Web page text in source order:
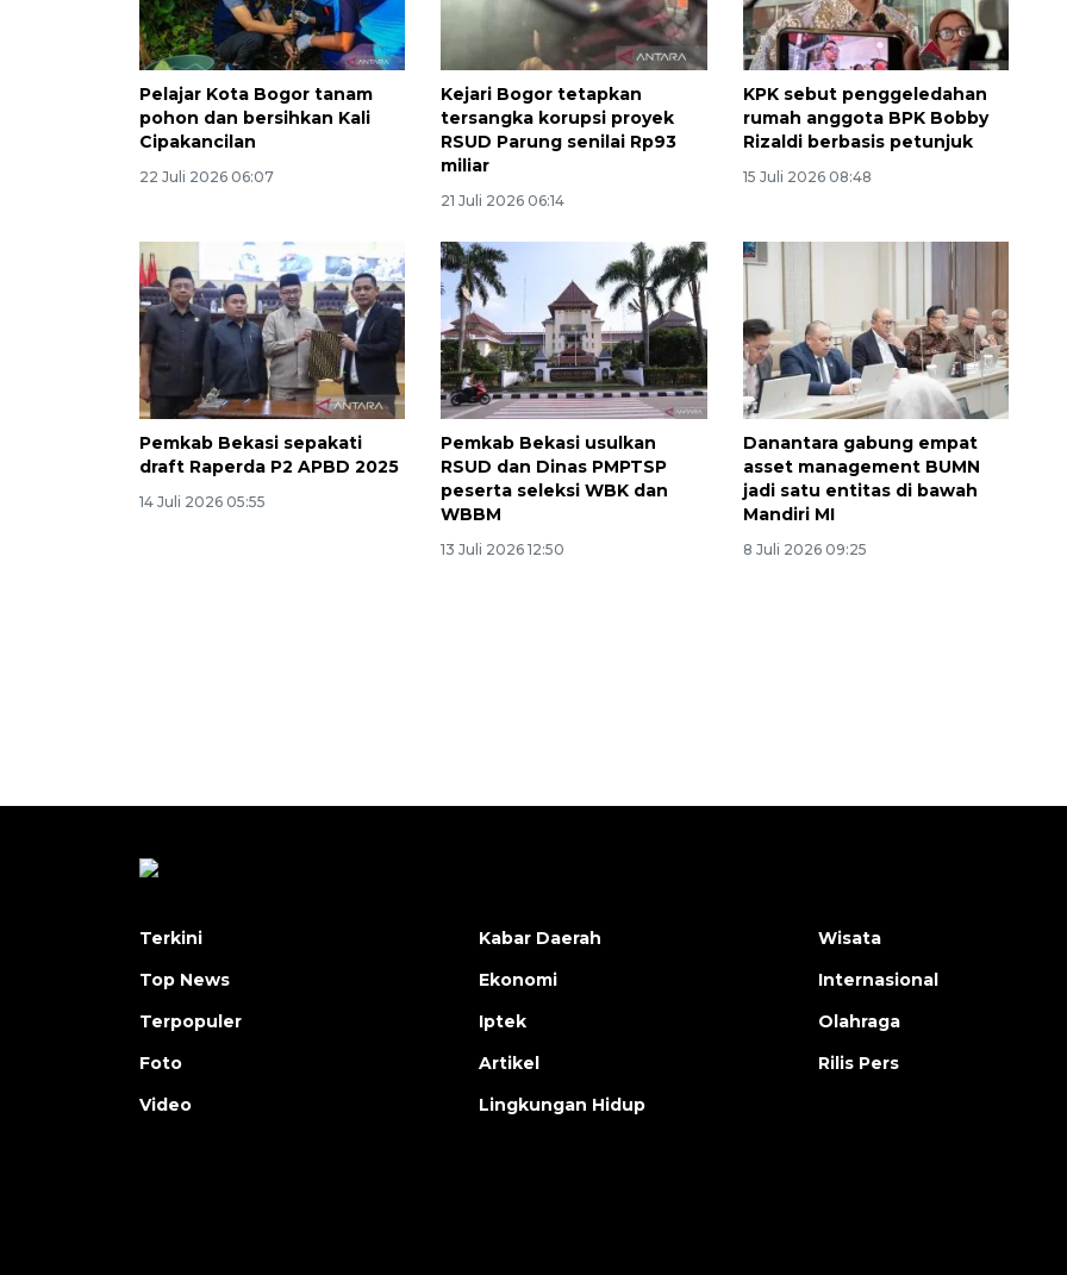
Pelajar Kota Bogor tanam
pohon dan bersihkan Kali
Cipakancilan
22 Juli 2026 06:07
Kejari Bogor tetapkan
tersangka korupsi proyek
RSUD Parung senilai Rp93
miliar
21 Juli 2026 06:14
KPK sebut penggeledahan
rumah anggota BPK Bobby
Rizaldi berbasis petunjuk
15 Juli 2026 08:48
Pemkab Bekasi sepakati
draft Raperda P2 APBD 2025
14 Juli 2026 05:55
Pemkab Bekasi usulkan
RSUD dan Dinas PMPTSP
peserta seleksi WBK dan
WBBM
13 Juli 2026 12:50
Danantara gabung empat
asset management BUMN
jadi satu entitas di bawah
Mandiri MI
8 Juli 2026 09:25
Terkini
Top News
Terpopuler
Foto
Video
Kabar Daerah
Ekonomi
Iptek
Artikel
Lingkungan Hidup
Wisata
Internasional
Olahraga
Rilis Pers